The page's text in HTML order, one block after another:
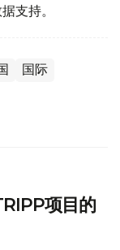
支持。
国际
项目的